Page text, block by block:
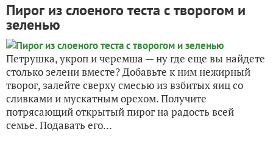
Пирог из слоеного теста с творогом и
зеленью
Петрушка, укроп и черемша — ну где еще вы найдете
столько зелени вместе? Добавьте к ним нежирный
творог, залейте сверху смесью из взбитых яиц со
сливками и мускатным орехом. Получите
потрясающий открытый пирог на радость всей
семье. Подавать его...